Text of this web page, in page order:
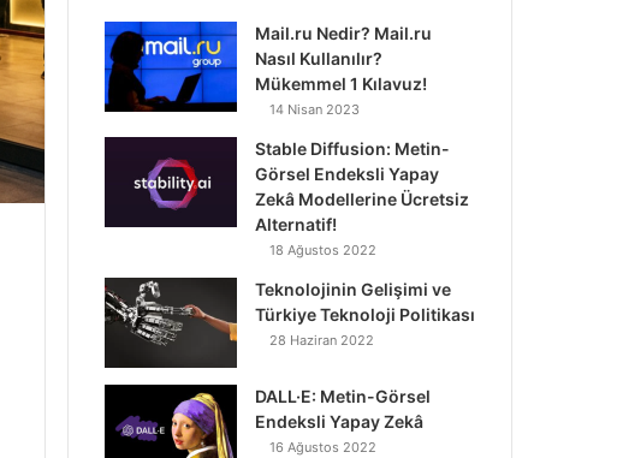
Mail.ru Nedir? Mail.ru
Nasıl Kullanılır?
Mükemmel 1 Kılavuz!
14 Nisan 2023
Stable Diffusion: Metin-
Görsel Endeksli Yapay
Zekâ Modellerine Ücretsiz
Alternatif!
18 Ağustos 2022
Teknolojinin Gelişimi ve
Türkiye Teknoloji Politikası
28 Haziran 2022
DALL·E: Metin-Görsel
Endeksli Yapay Zekâ
16 Ağustos 2022